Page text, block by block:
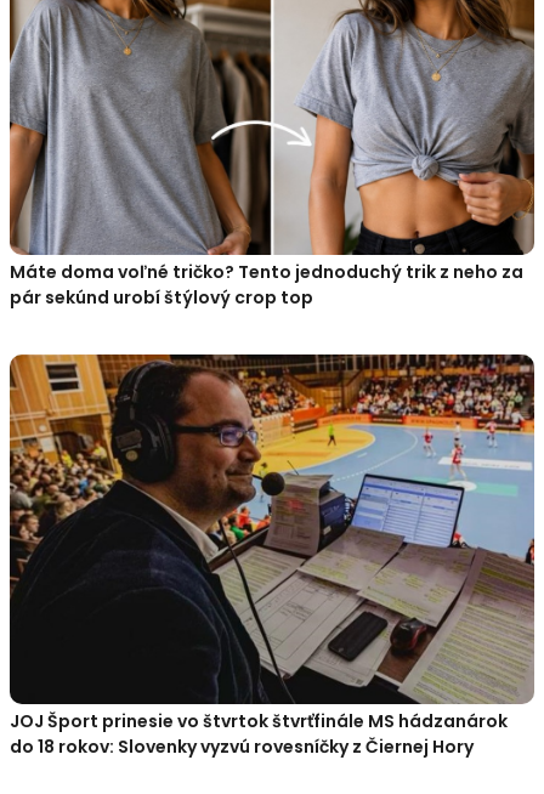
Máte doma voľné tričko? Tento jednoduchý trik z neho za
pár sekúnd urobí štýlový crop top
JOJ Šport prinesie vo štvrtok štvrťfinále MS hádzanárok
do 18 rokov: Slovenky vyzvú rovesníčky z Čiernej Hory